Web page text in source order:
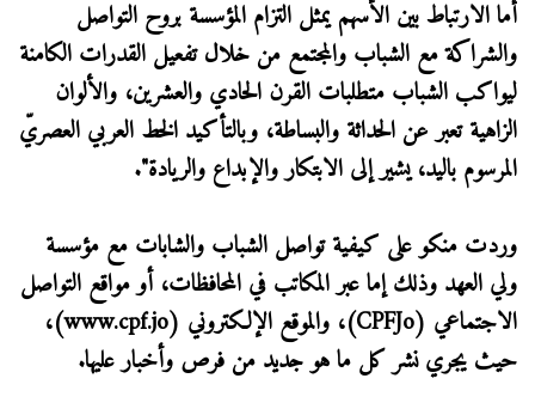
أما الارتباط بين الأسهم يمثل التزام المؤسسة بروح التواصل
والشراكة مع الشباب والمجتمع من خلال تفعيل القدرات الكامنة
ليواكب الشباب متطلبات القرن الحادي والعشرين، والألوان
الزاهية تعبر عن الحداثة والبساطة، وبالتأكيد الخط العربي العصريّ
المرسوم باليد، يشير إلى الابتكار والإبداع والريادة".
وردت منكو على كيفية تواصل الشباب والشابات مع مؤسسة
ولي العهد وذلك إما عبر المكاتب في المحافظات، أو مواقع التواصل
الاجتماعي (CPFJo)، والموقع الإلكتروني (www.cpf.jo)،
حيث يجري نشر كل ما هو جديد من فرص وأخبار عليها.